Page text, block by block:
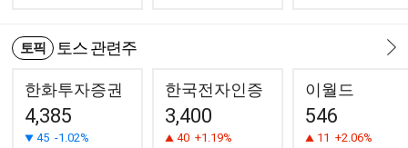
토픽 토스 관련주
한화투자증권
4,385
45 -1.02%
한국전자인증
3,400
40 +1.19%
이월드
546
11 +2.06%